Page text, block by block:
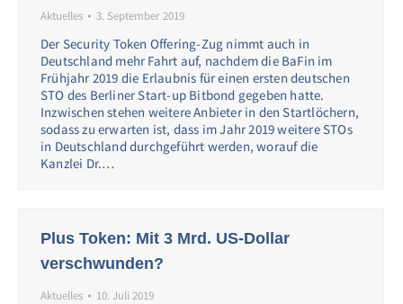
Aktuelles 3. September 2019
Der Security Token Offering-Zug nimmt auch in
Deutschland mehr Fahrt auf, nachdem die BaFin im
Frühjahr 2019 die Erlaubnis für einen ersten deutschen
STO des Berliner Start-up Bitbond gegeben hatte.
Inzwischen stehen weitere Anbieter in den Startlöchern,
sodass zu erwarten ist, dass im Jahr 2019 weitere STOs
in Deutschland durchgeführt werden, worauf die
Kanzlei Dr.…
Plus Token: Mit 3 Mrd. US-Dollar
verschwunden?
Aktuelles 10. Juli 2019